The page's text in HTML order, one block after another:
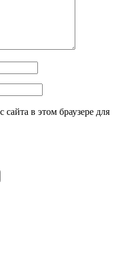
в этом браузере для